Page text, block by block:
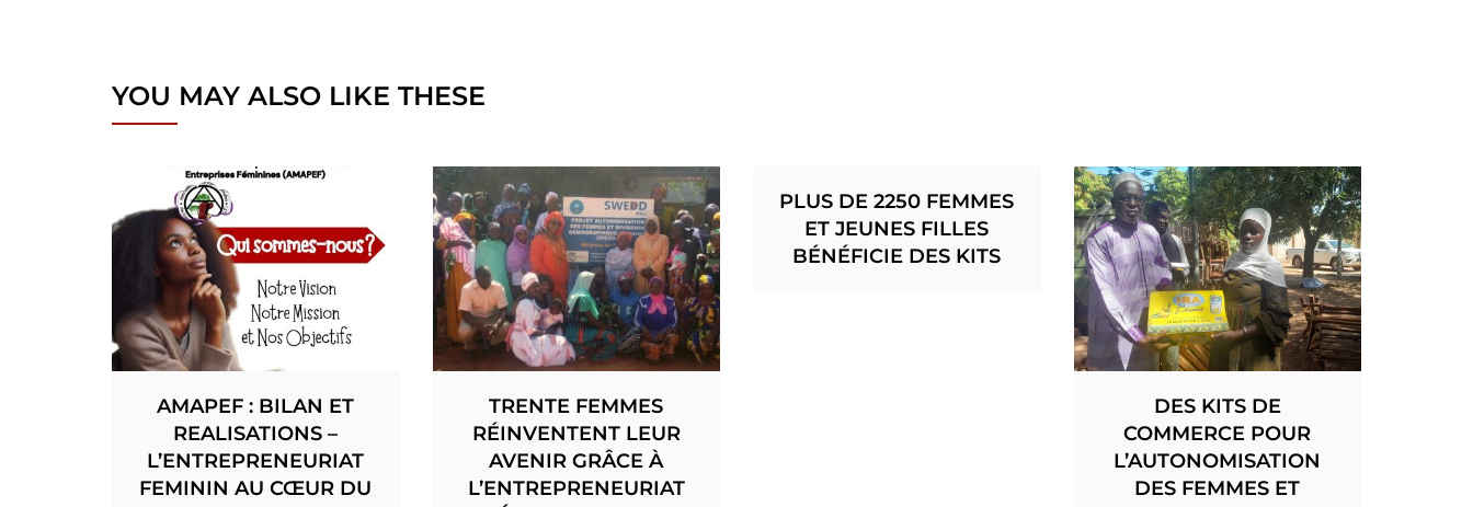
YOU MAY ALSO LIKE THESE
AMAPEF : BILAN ET
REALISATIONS –
L’ENTREPRENEURIAT
FEMININ AU CŒUR DU
TRENTE FEMMES
RÉINVENTENT LEUR
AVENIR GRÂCE À
L’ENTREPRENEURIAT
PLUS DE 2250 FEMMES
ET JEUNES FILLES
BÉNÉFICIE DES KITS
DES KITS DE
COMMERCE POUR
L’AUTONOMISATION
DES FEMMES ET